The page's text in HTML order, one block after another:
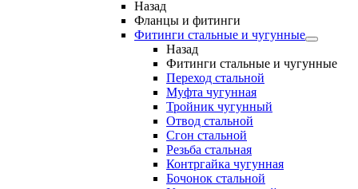
Назад
Фланцы и фитинги
Фитинги стальные и чугунные
Назад
Фитинги стальные и чугунные
Переход стальной
Муфта чугунная
Тройник чугунный
Отвод стальной
Сгон стальной
Резьба стальная
Контргайка чугунная
Бочонок стальной